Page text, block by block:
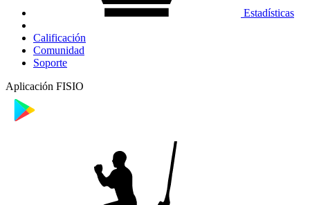
Estadísticas
Calificación
Comunidad
Soporte
Aplicación FISIO